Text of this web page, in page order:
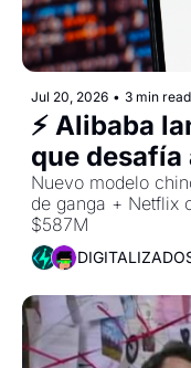
Jul 20, 2026 • 3 min read
⚡ Alibaba
que desafía
Nuevo modelo
de ganga + Netflix
$587M